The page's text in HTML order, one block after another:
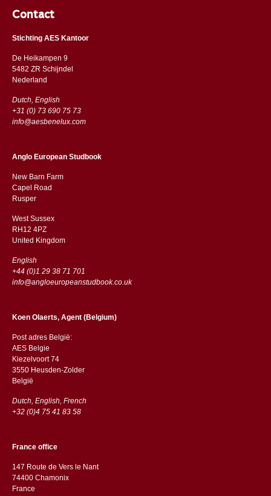
Contact
Stichting AES Kantoor
De Heikampen 9
5482 ZR Schijndel
​​Nederland
Dutch, English
+31 (0) 73 690 75 73
info@aesbenelux.com
Anglo European Studbook
New Barn Farm
Capel Road
​​Rusper
West Sussex
RH12 4PZ
​​United Kingdom
English
+44 (0)1 29 38 71 701
info@angloeuropeanstudbook.co.uk
Koen Olaerts, Agent (Belgium)
Post adres België:
AES Belgie
Kiezelvoort 74
3550 Heusden-Zolder
België
Dutch, English, French
+32 (0)4 75 41 83 58
France office
147 Route de Vers le Nant
74400 Chamonix
France